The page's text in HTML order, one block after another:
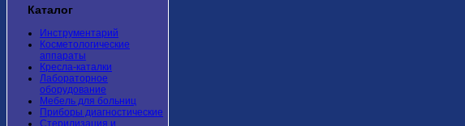
Каталог
Инструментарий
Косметологические
аппараты
Кресла-каталки
Лабораторное
оборудование
Мебель для больниц
Приборы диагностические
Стерилизация и